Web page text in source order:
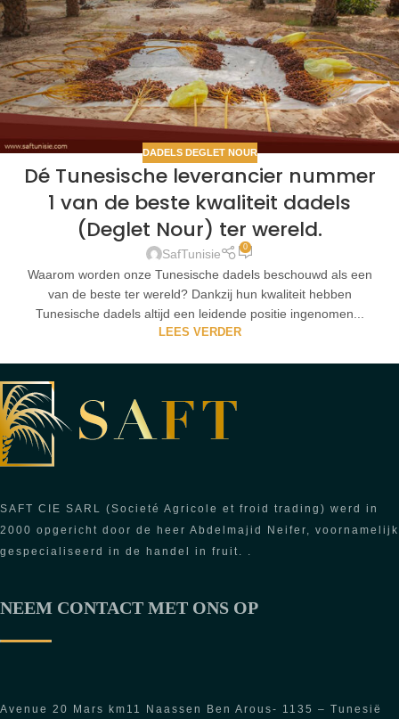
DADELS DEGLET NOUR
Dé Tunesische leverancier nummer
1 van de beste kwaliteit dadels
(Deglet Nour) ter wereld.
SafTunisie 0
Waarom worden onze Tunesische dadels beschouwd als een
van de beste ter wereld? Dankzij hun kwaliteit hebben
Tunesische dadels altijd een leidende positie ingenomen...
LEES VERDER
SAFT CIE SARL (Societé Agricole et froid trading) werd in
2000 opgericht door de heer Abdelmajid Neifer, voornamelijk
gespecialiseerd in de handel in fruit. .
NEEM CONTACT MET ONS OP
Avenue 20 Mars km11 Naassen Ben Arous- 1135 – Tunesië